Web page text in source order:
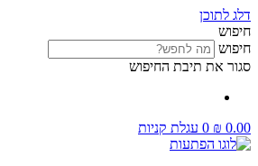
דלג לתוכן
חיפוש
חיפוש
סגור את תיבת החיפוש
₪ 0.00
0 עגלת קניות